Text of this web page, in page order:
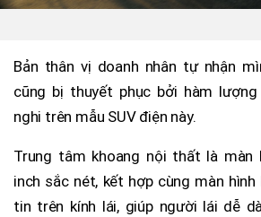
Bản thân vị doanh nhân tự nhận
cũng bị thuyết phục bởi hàm
nghi trên mẫu SUV điện này.
Trung tâm khoang nội thất là màn
inch sắc nét, kết hợp cùng màn
tin trên kính lái, giúp người lái dễ